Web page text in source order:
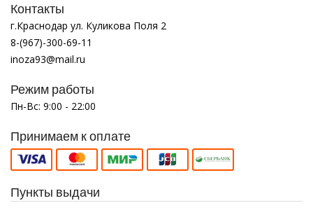
Контакты
г.Краснодар ул. Куликова Поля 2
8-(967)-300-69-11
inoza93@mail.ru
Режим работы
Пн-Вс: 9:00 - 22:00
Принимаем к оплате
Пункты выдачи